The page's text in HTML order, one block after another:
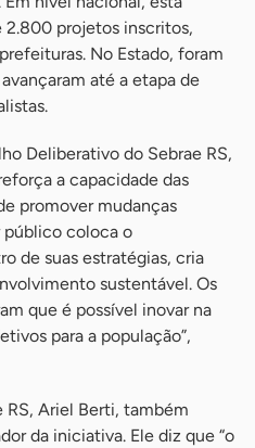
projetos inscritos,
No Estado, foram
até a etapa de
Deliberativo do Sebrae RS,
a capacidade das
promover mudanças
público coloca o
de suas estratégias, cria
sustentável. Os
que é possível inovar na
para a população”,
RS, Ariel Berti, também
da iniciativa. Ele diz que “o